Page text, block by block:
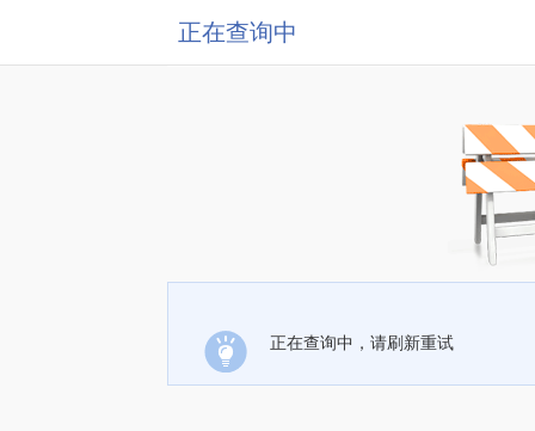
正在查询中
正在查询中，请刷新重试